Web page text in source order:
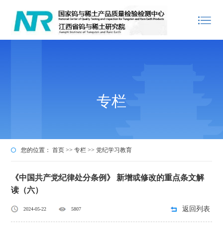
专栏
您的位置： 首页>>专栏>> 党纪学习教育
《中国共产党纪律处分条例》 新增或修改的重点条文解
读（六）
2024-05-22 5807 返回列表